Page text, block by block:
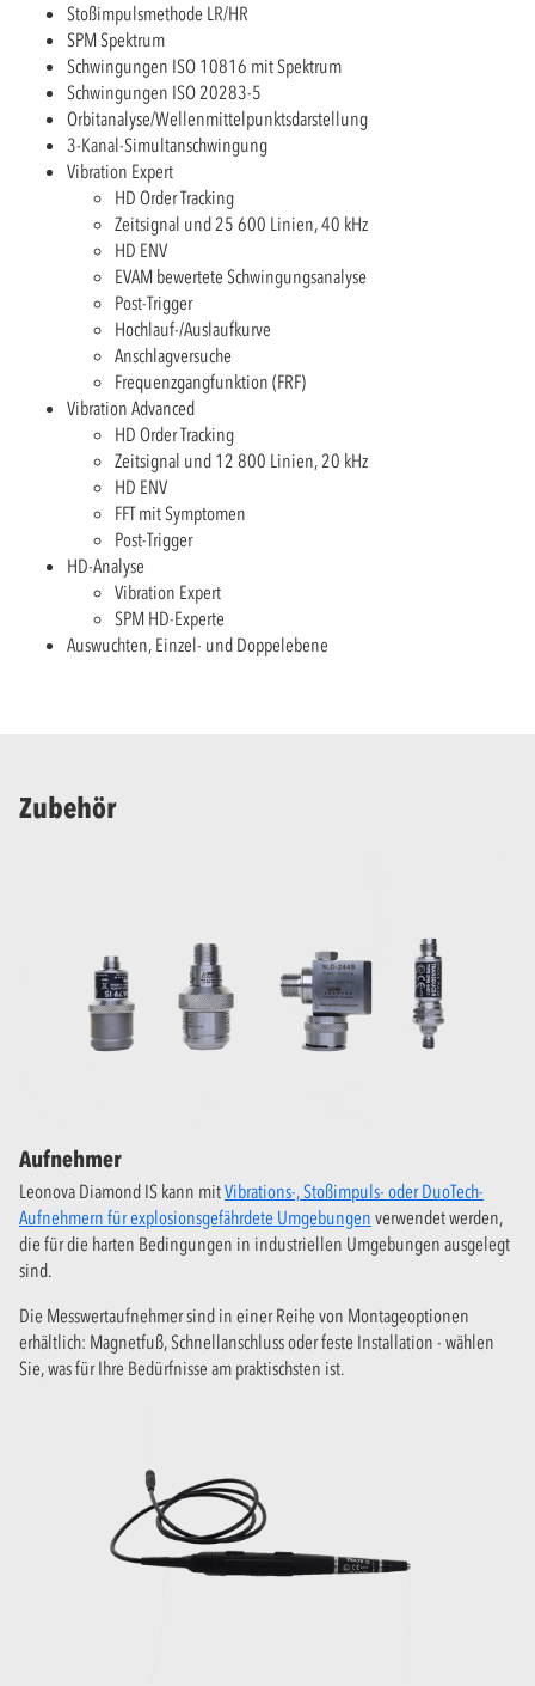
Stoßimpulsmethode LR/HR
SPM Spektrum
Schwingungen ISO 10816 mit Spektrum
Schwingungen ISO 20283-5
Orbitanalyse/Wellenmittelpunktsdarstellung
3-Kanal-Simultanschwingung
Vibration Expert
HD Order Tracking
Zeitsignal und 25 600 Linien, 40 kHz
HD ENV
EVAM bewertete Schwingungsanalyse
Post-Trigger
Hochlauf-/Auslaufkurve
Anschlagversuche
Frequenzgangfunktion (FRF)
Vibration Advanced
HD Order Tracking
Zeitsignal und 12 800 Linien, 20 kHz
HD ENV
FFT mit Symptomen
Post-Trigger
HD-Analyse
Vibration Expert
SPM HD-Experte
Auswuchten, Einzel- und Doppelebene
Zubehör
Aufnehmer
Leonova Diamond IS kann mitVibrations-, Stoßimpuls- oder DuoTech-
Aufnehmern für explosionsgefährdete Umgebungen verwendet werden,
die für die harten Bedingungen in industriellen Umgebungen ausgelegt
sind.
Die Messwertaufnehmer sind in einer Reihe von Montageoptionen
erhältlich: Magnetfuß, Schnellanschluss oder feste Installation - wählen
Sie, was für Ihre Bedürfnisse am praktischsten ist.